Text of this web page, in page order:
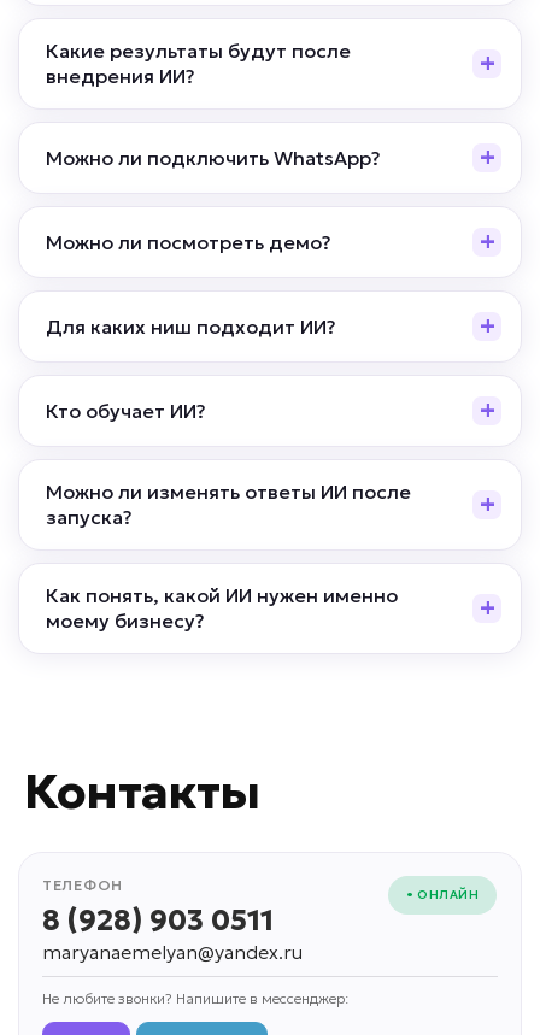
Какие результаты будут после
внедрения ИИ?
Можно ли подключить WhatsApp?
Можно ли посмотреть демо?
Для каких ниш подходит ИИ?
Кто обучает ИИ?
Можно ли изменять ответы ИИ после
запуска?
Как понять, какой ИИ нужен именно
моему бизнесу?
Контакты
ТЕЛЕФОН
8 (928) 903 0511
• ОНЛАЙН
maryanaemelyan@yandex.ru
Не любите звонки? Напишите в мессенджер: